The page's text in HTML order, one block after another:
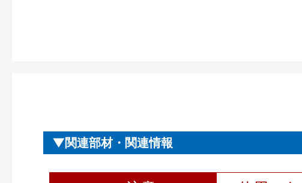
関連部材・関連情報